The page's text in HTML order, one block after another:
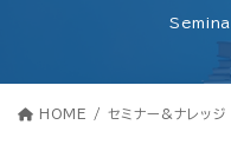
HOME セミナー&ナレッジ